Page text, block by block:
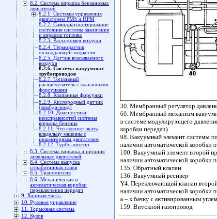
8.2. Система впрыска бензиновых
двигателей
8.2.1. Системы управления
двигателем PMS и HFM
8.2.2. Самодиагностирование
состояния системы зажигания
и впрыска топлива
8.2.3. Расходомер воздуха
8.2.4. Термодатчик
охлаждающей жидкости
8.2.5. Датчик всасываемого
воздуха
8.2.6. Система вакуумных
трубопроводов
8.2.7. Топливный
распределитель с клапанными
форсунками
8.2.8. Клапанные форсунки
8.2.9. Кислородный датчик
(лямбда-зонд)
8.2.10. Диагностика
неисправностей системы
впрыска бензина
8.2.11. Что следует знать
владельцу машины с
инжекторным двигателем
8.2.12. Турбо-доктор
8.3. Система впрыска и питания
дизельных двигателей
8.4. Система выпуска
отработанных газов
8.5. Трансмиссия
8.6. Механическая и
автоматическая коробки
переключения передач
9. Ходовая часть
10. Рулевое управление
11. Тормозная система
12. Кузов
30. Мембранный регулятор
60. Мембранный механизм
в системе модулирующего
коробки передач)
98. Вакуумный элемент системы
наличии автоматической коробки
100. Вакуумный элемент второй
наличии автоматической коробки
135. Обратный клапан
136. Вакуумный ресивер
Y4. Переключающий клапан
наличии автоматической коробки
а – к бачку с активированным углем
159. Впускной газопровод